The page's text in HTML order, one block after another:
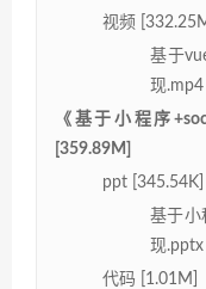
视频
基于
现.mp4
《基于小程序
[359.89M]
ppt [345.54K]
基于小
现.pptx
代码 [1.01M]